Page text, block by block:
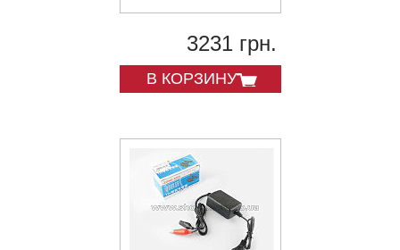
3231 грн.
В КОРЗИНУ